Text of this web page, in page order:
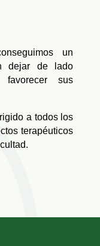
un
dejar de lado
sus
a todos los
terapéuticos